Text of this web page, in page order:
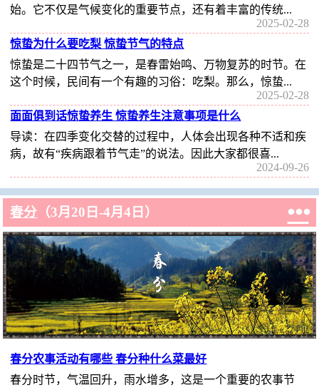
始。它不仅是气候变化的重要节点，还有着丰富的传统...
2025-02-28
惊蛰为什么要吃梨 惊蛰节气的特点
惊蛰是二十四节气之一，是春雷始鸣、万物复苏的时节。在
这个时候，民间有一个有趣的习俗：吃梨。那么，惊蛰...
2025-02-28
面面俱到话惊蛰养生 惊蛰养生注意事项是什么
导读：在四季变化交替的过程中，人体会出现各种不适和疾
病，故有“疾病跟着节气走”的说法。因此大家都很喜...
2024-09-26
春分 （3月20日-4月4日） 
春分农事活动有哪些 春分种什么菜最好
春分时节，气温回升，雨水增多，这是一个重要的农事节